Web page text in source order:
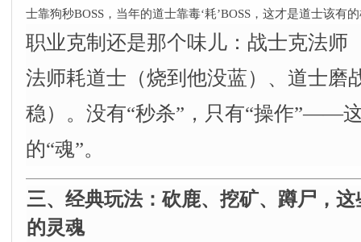
士靠狗秒BOSS，当年的道士靠毒‘耗’BOSS，这才是道士该有
职业克制还是那个味儿：战士克法师
法师耗道士（烧到他没蓝）、道士磨
稳）。没有“秒杀”，只有“操作”——
的“魂”。
三、经典玩法：砍鹿、挖矿、蹲尸，
的灵魂